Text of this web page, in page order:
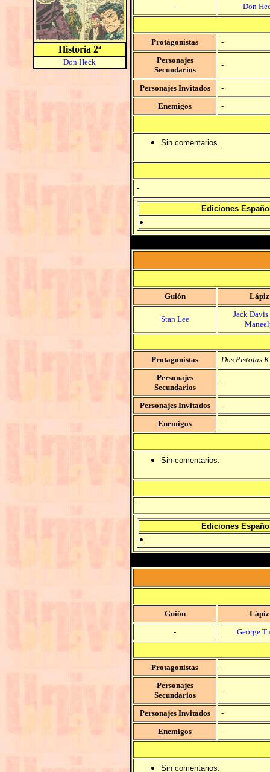
Historia 2ª
Don Heck
-
Don
Protagonistas
-
Personajes
Secundarios
-
Personajes Invitados
-
Enemigos
-
Sin comentarios.
-
Ediciones
Guión Lápiz
Stan Lee
Jack Davis
Protagonistas
Dos Pistolas
Personajes
Secundarios
-
Personajes Invitados
-
Enemigos
-
Sin comentarios.
-
Ediciones
Guión
Lápiz
-
George
Protagonistas
-
Personajes
Secundarios
-
Personajes Invitados
-
Enemigos
-
Sin comentarios.